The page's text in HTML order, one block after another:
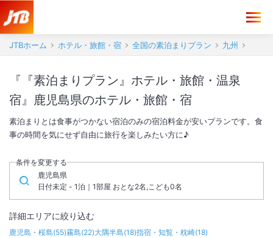
JTBホーム ホテル・旅館・宿 全国の素泊まりプラン 九州
『『素泊まりプラン』ホテル・旅館・温泉
宿』鹿児島県のホテル・旅館・宿
素泊まりとは食事がつかない宿泊のみの宿泊料金が安いプランです。食
事の時間を気にせず自由に旅行を楽しみたい方に♪
条件を変更する
鹿児島県
日付未定 - 1泊｜1部屋 おとな2名,こども0名
詳細エリアに絞り込む
鹿児島・桜島(55)霧島(22)大隅半島(18)指宿・知覧・枕崎(18)